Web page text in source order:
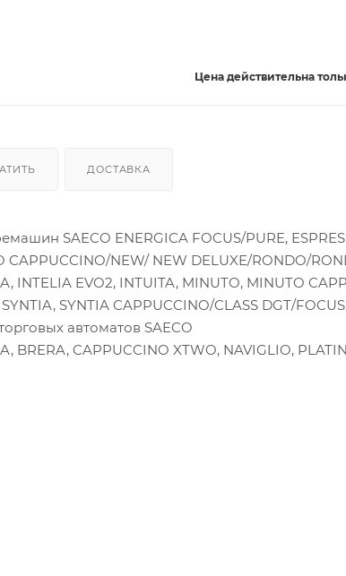
Цена действительна
ДОСТАВКА
SAECO ENERGICA FOCUS/PURE,
CAPPUCCINO/NEW/ NEW DELUXE/RONDO/
INTELIA EVO2, INTUITA, MINUTO, MINUTO
SYNTIA CAPPUCCINO/CLASS DGT/
автоматов SAECO
BRERA, CAPPUCCINO XTWO, NAVIGLIO,